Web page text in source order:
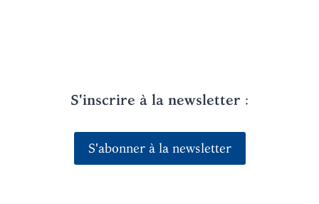
S'inscrire à la newsletter :
S'abonner à la newsletter